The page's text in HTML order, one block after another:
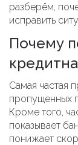
разберём,
исправить
Почему
Самая частая
пропущенных
Кроме того,
показывает
понижает